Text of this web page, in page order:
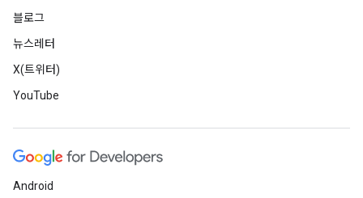
블로그
뉴스레터
X(트위터)
YouTube
Android